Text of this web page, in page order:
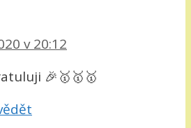
v 20:12
🎉🥇🥇🥇